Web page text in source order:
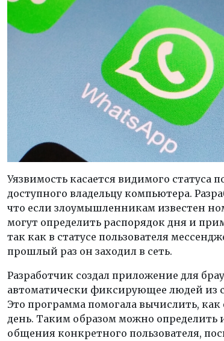
Уязвимость касается видимого статуса
доступного владельцу компьютера.
что если злоумышленникам известен
могут определить распорядок дня и
так как в статусе пользователя
прошлый раз он заходил в сеть.
Разработчик создал приложение для
автоматически фиксирующее людей из
Это программа помогала вычислить,
день. Таким образом можно
общения конкретного пользователя,